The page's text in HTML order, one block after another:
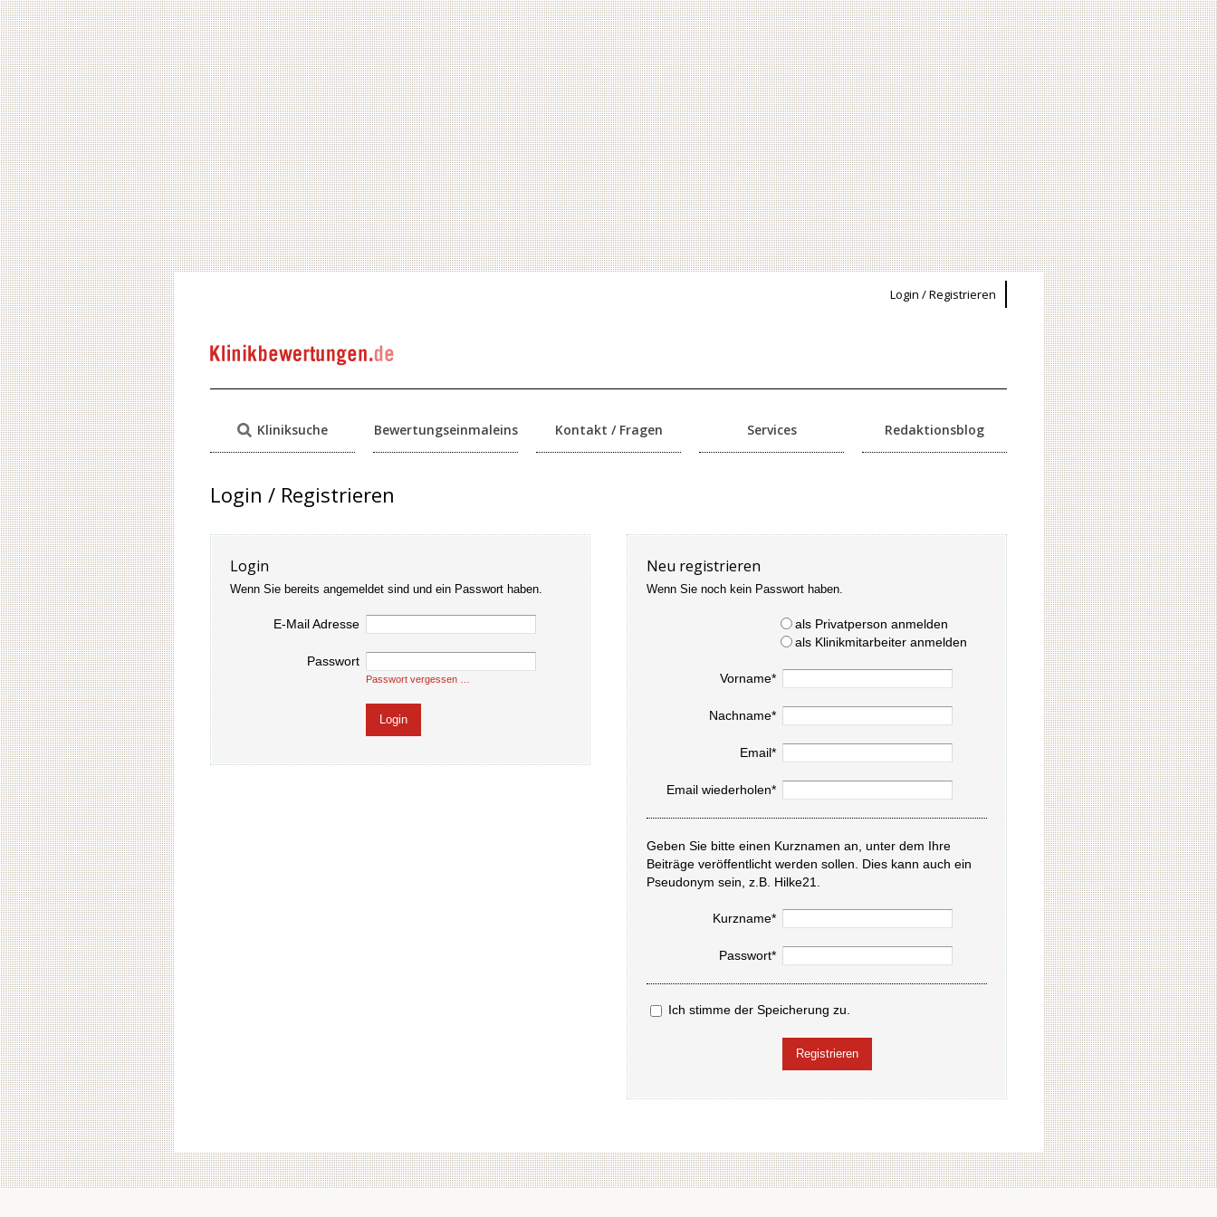
Login / Registrieren
Kliniksuche Bewertungseinmaleins Kontakt / Fragen Services Redaktionsblog
Login / Registrieren
Login
Wenn Sie bereits angemeldet sind und ein Passwort haben.
E-Mail Adresse
Passwort
Passwort vergessen …
Neu registrieren
Wenn Sie noch kein Passwort haben.
als Privatperson anmelden
als Klinikmitarbeiter anmelden
Vorname*
Nachname*
Email*
Email wiederholen*
Geben Sie bitte einen Kurznamen an, unter dem Ihre
Beiträge veröffentlicht werden sollen. Dies kann auch ein
Pseudonym sein, z.B. Hilke21.
Kurzname*
Passwort*
Ich stimme der Speicherung zu.